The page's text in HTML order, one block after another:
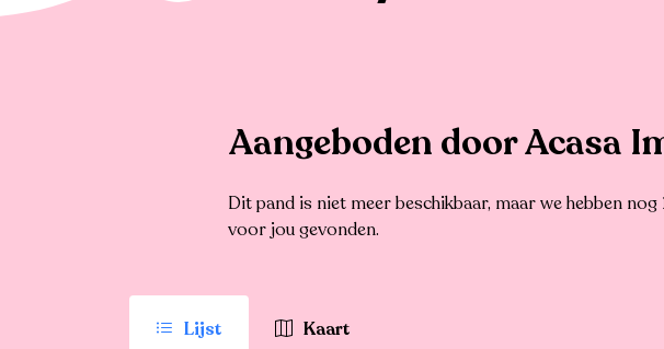
Aangeboden door Acasa
Dit pand is niet meer beschikbaar, maar we hebben nog
voor jou gevonden.
Lijst Kaart